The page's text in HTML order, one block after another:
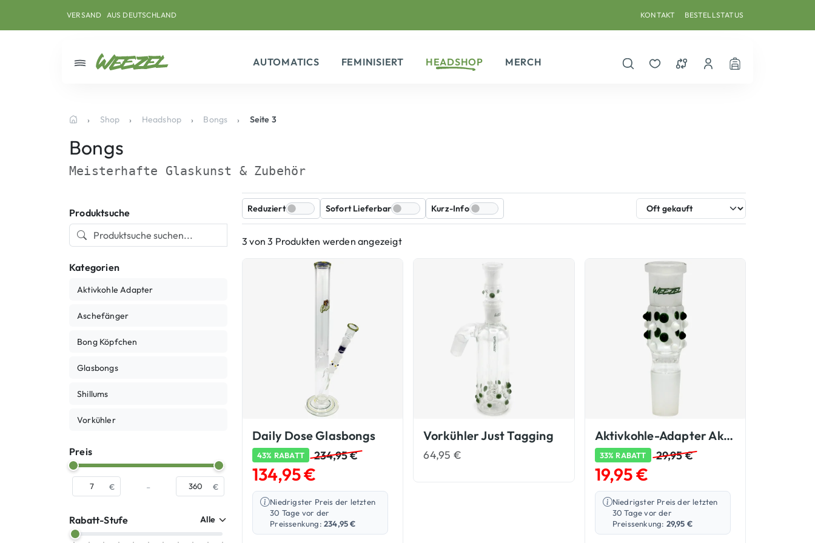
VERSAND AUS DEUTSCHLAND KONTAKT BESTELLSTATUS
AUTOMATICS FEMINISIERT HEADSHOP
MERCH
Shop Headshop Bongs Seite 3
Bongs
Meisterhafte Glaskunst & Zubehör
Produktsuche
Kategorien
Aktivkohle Adapter
Aschefänger
Bong Köpfchen
Glasbongs
Shillums
Vorkühler
Preis
€ - €
Rabatt-Stufe
Reduziert Sofort Lieferbar Kurz-Info
3 von 3 Produkten werden angezeigt
Daily Dose Glasbongs
43% RABATT 234,95€
134,95€
Niedrigster Preis der letzten
30 Tage vor der
Preissenkung:234,95€
Vorkühler Just Tagging
64,95 €
Aktivkohle-Adapter Aktivkohle-Filter
33% RABATT 29,95€
19,95€
Niedrigster Preis der letzten
30 Tage vor der
Preissenkung: 29,95 €